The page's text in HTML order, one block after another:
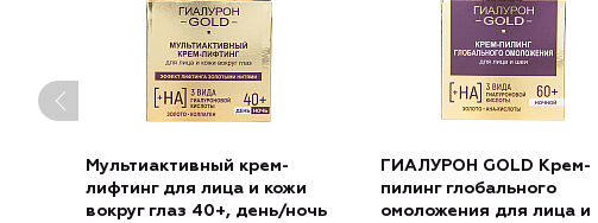
Мультиактивный крем-
лифтинг для лица и кожи
вокруг глаз 40+, день/ночь
ГИАЛУРОН GOLD Крем-
пилинг глобального
омоложения для лица и